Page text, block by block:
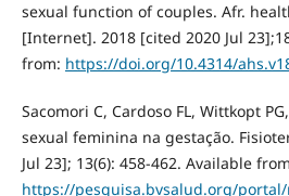
sexual function of couples. Afr.
[Internet]. 2018 [cited 2020 Jul
from: https://doi.org/10.4314/
Sacomori C, Cardoso FL, Wittkopt
sexual feminina na gestação.
Jul 23]; 13(6): 458-462. Available
https://pesquisa.bvsalud.org/